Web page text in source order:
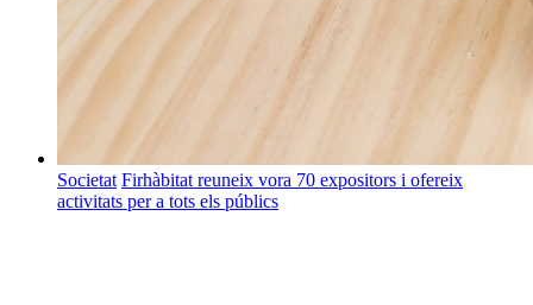
Societat Firhàbitat reuneix vora 70 expositors i ofereix
activitats per a tots els públics